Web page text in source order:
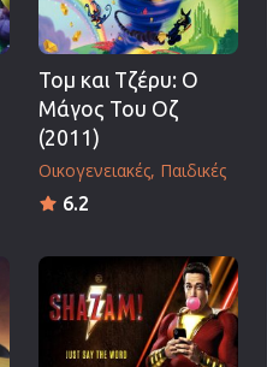
Τομ και Τζέρυ: Ο
Μάγος Του Οζ
(2011)
Οικογενειακές Παιδικές
6.2